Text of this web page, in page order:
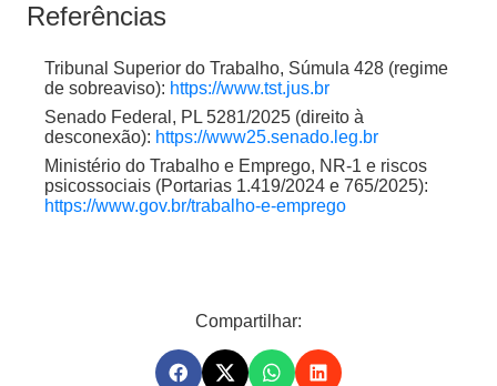
Referências
Tribunal Superior do Trabalho, Súmula 428 (regime
de sobreaviso): https://www.tst.jus.br
Senado Federal, PL 5281/2025 (direito à
desconexão): https://www25.senado.leg.br
Ministério do Trabalho e Emprego, NR-1 e riscos
psicossociais (Portarias 1.419/2024 e 765/2025):
https://www.gov.br/trabalho-e-emprego
Compartilhar: